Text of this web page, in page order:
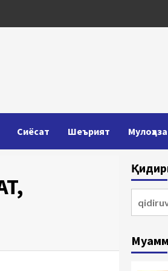
Сиёсат Шеърият Мулоҳаза